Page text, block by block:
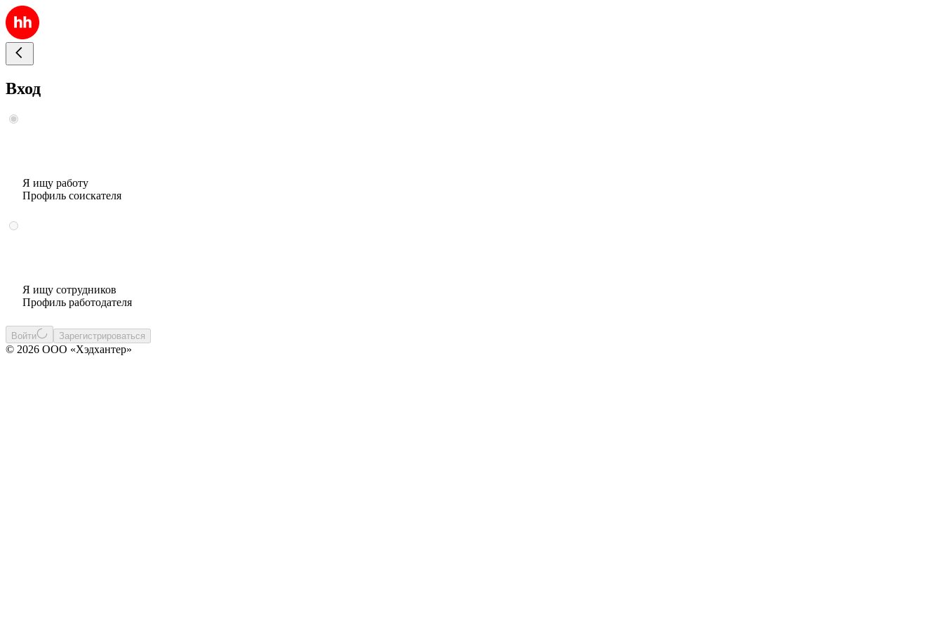
Вход
Я ищу работу
Профиль соискателя
Я ищу сотрудников
Профиль работодателя
Войти Зарегистрироваться
© 2026 ООО «Хэдхантер»